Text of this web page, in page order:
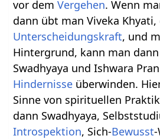
vor demVergehen. Wenn
dann übt man Viveka
Unterscheidungskraft, und
Hintergrund, kann man
Swadhyaya und Ishwara
Hindernisse überwinden.
Sinne von spirituellen
dann Swadhyaya,
Introspektion, Sich-Bewusst